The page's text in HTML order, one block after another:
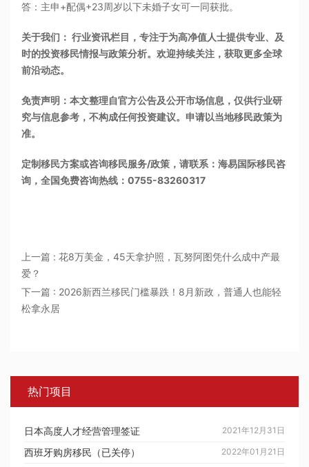
答：主申+配偶+23周岁以下未婚子女可一同获批。
关于我们： 行业资讯栏目，专注于为高净值人士提供专业、及
时的投资移民情报与政策分析。欢迎持续关注，获取更多全球
前沿动态。
免责声明：本文整理自官方公告及公开市场信息，仅供行业研
究与信息参考，不构成任何投资建议。申请以当地移民政策为
准。
定制移民方案或咨询移民服务/政策，请联系：海易国际移民咨
询，全国免费咨询热线：0755-83260317
上一篇 : 花8万美金，45天拿护照，瓦努阿图凭什么成中产最
爱？
下一篇 : 2026新西兰移民门槛暴跌！8月新政，普通人也能轻
松拿永居
热门项目
2021年12月31日
日本高度人才经营管理签证
2022年01月21日
西班牙购房移民（已关停）